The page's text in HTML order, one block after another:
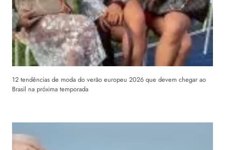
12 tendências de moda do verão europeu 2026 que devem chegar ao
Brasil na próxima temporada